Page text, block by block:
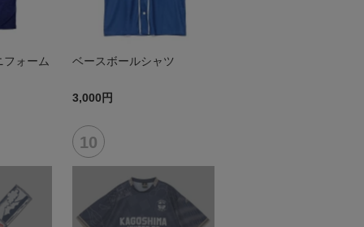
ォーム ベースボールシャツ
3,000円